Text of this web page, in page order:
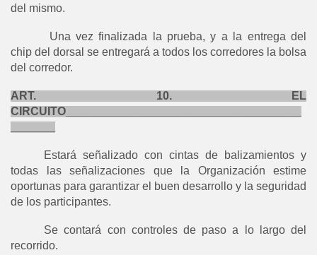
del mismo.
Una vez finalizada la prueba, y a la entrega del
chip del dorsal se entregará a todos los corredores la bolsa
del corredor.
ART. 10. EL
CIRCUITO_____________________________________
Estará señalizado con cintas de balizamientos y
todas las señalizaciones que la Organización estime
oportunas para garantizar el buen desarrollo y la seguridad
de los participantes.
Se contará con controles de paso a lo largo del
recorrido.